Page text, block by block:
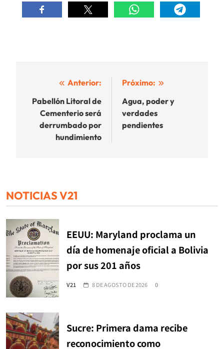
Navegación
de
entradas
Anterior:
Pabellón Litoral de
Cementerio será
derrumbado por
hundimiento
Próximo:
Agua, poder y
verdades
pendientes
NOTICIAS V21
EEUU: Maryland proclama un
día de homenaje oficial a Bolivia
por sus 201 años
V21 8 DE AGOSTO DE 2026 0
Sucre: Primera dama recibe
reconocimiento como